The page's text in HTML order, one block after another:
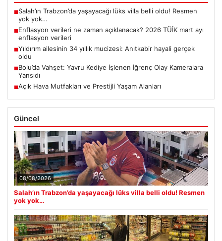
■Salah’ın Trabzon’da yaşayacağı lüks villa belli oldu! Resmen
yok yok…
■Enflasyon verileri ne zaman açıklanacak? 2026 TÜİK mart ayı
enflasyon verileri
■Yıldırım ailesinin 34 yıllık mucizesi: Anıtkabir hayali gerçek
oldu
■Bolu’da Vahşet: Yavru Kediye İşlenen İğrenç Olay Kameralara
Yansıdı
■Açık Hava Mutfakları ve Prestijli Yaşam Alanları
Güncel
08/08/2026
Salah’ın Trabzon’da yaşayacağı lüks villa belli oldu! Resmen
yok yok…